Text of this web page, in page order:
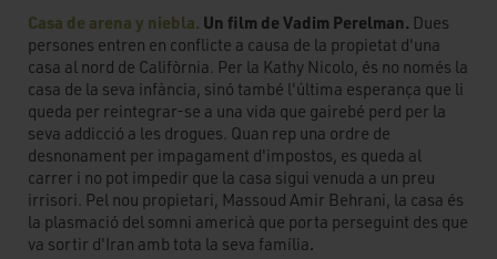
Casa de arena y niebla. Un film de Vadim Perelman. Dues
persones entren en conflicte a causa de la propietat d'una
casa al nord de Califòrnia. Per la Kathy Nicolo, és no només la
casa de la seva infància, sinó també l'última esperança que li
queda per reintegrar-se a una vida que gairebé perd per la
seva addicció a les drogues. Quan rep una ordre de
desnonament per impagament d'impostos, es queda al
carrer i no pot impedir que la casa sigui venuda a un preu
irrisori. Pel nou propietari, Massoud Amir Behrani, la casa és
la plasmació del somni americà que porta perseguint des que
va sortir d'Iran amb tota la seva família